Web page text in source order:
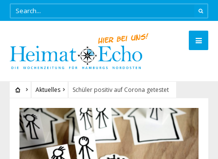
Aktuelles Schüler positiv auf Corona getestet